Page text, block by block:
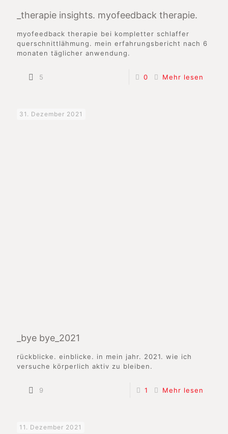
_therapie insights. myofeedback therapie.
myofeedback therapie bei kompletter schlaffer
querschnittlähmung. mein erfahrungsbericht nach 6
monaten täglicher anwendung.
5 0 Mehr lesen
31. Dezember 2021
_bye bye_2021
rückblicke. einblicke. in mein jahr. 2021. wie ich
versuche körperlich aktiv zu bleiben.
9 1 Mehr lesen
11. Dezember 2021